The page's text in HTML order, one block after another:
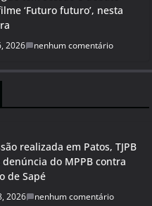
‘Futuro futuro’, nesta
2026 nenhum comentário
realizada em Patos, TJPB
denúncia do MPPB contra
de Sapé
2026 nenhum comentário